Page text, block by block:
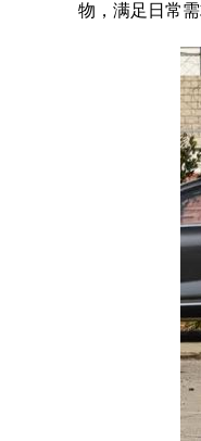
物，满足日常需